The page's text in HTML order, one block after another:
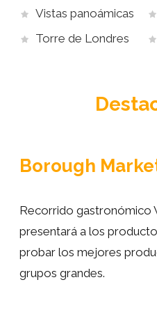
en la orilla opuesta.
A lo largo del recorrido, te
actualidad. Desde los
esta fascinante ciudad.
inolvidable en laRibera
de Londres a lo largo de
Vistas panoámicas
Torre de Londres
Borough
Recorrido gastronómico
presentará a los
probar los mejores
grupos grandes.